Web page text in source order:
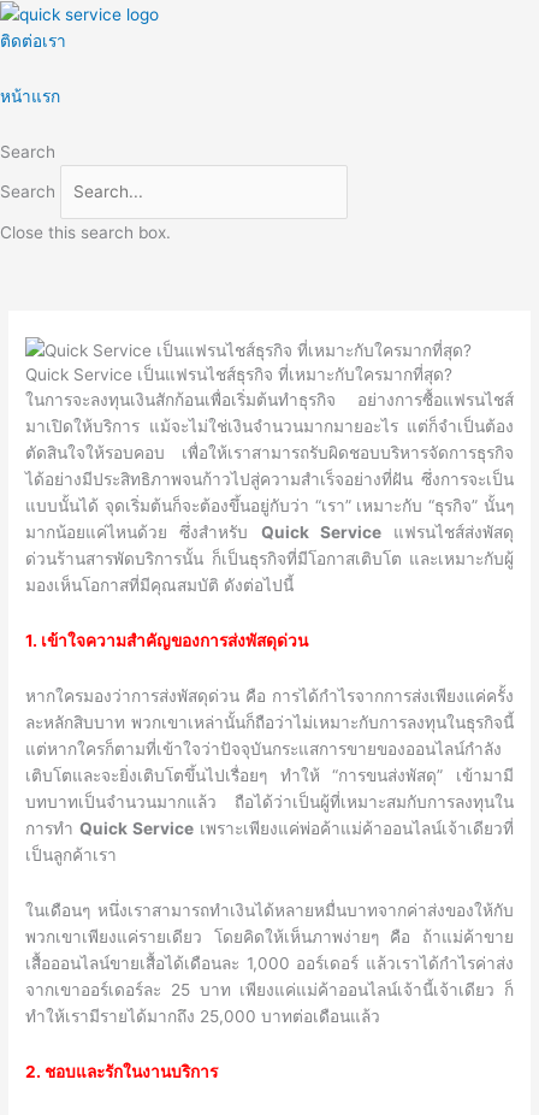
Skip
to
ติดต่อเรา
หน้าแรก
Search
Search
Close this search box.
Quick Service เป็นแฟรนไชส์ธุรกิจ ที่เหมาะกับใครมากที่สุด?
ในการจะลงทุนเงินสักก้อนเพื่อเริ่มต้นทำธุรกิจ อย่างการซื้อแฟรนไชส์
มาเปิดให้บริการ แม้จะไม่ใช่เงินจำนวนมากมายอะไรแต่ก็จำเป็นต้อง
ตัดสินใจให้รอบคอบ เพื่อให้เราสามารถรับผิดชอบบริหารจัดการธุรกิจ
ได้อย่างมีประสิทธิภาพจนก้าวไปสู่ความสำเร็จอย่างที่ฝัน ซึ่งการจะเป็น
แบบนั้นได้ จุดเริ่มต้นก็จะต้องขึ้นอยู่กับว่า “เรา” เหมาะกับ “ธุรกิจ” นั้นๆ
มากน้อยแค่ไหนด้วย ซึ่งสำหรับ Quick Serviceแฟรนไชส์ส่งพัสดุ
ด่วนร้านสารพัดบริการนั้น ก็เป็นธุรกิจที่มีโอกาสเติบโต และเหมาะกับผู้
มองเห็นโอกาสที่มีคุณสมบัติ ดังต่อไปนี้
1. เข้าใจความสำคัญของการส่งพัสดุด่วน
หากใครมองว่าการส่งพัสดุด่วน คือ การได้กำไรจากการส่งเพียงแค่ครั้ง
ละหลักสิบบาท พวกเขาเหล่านั้นก็ถือว่าไม่เหมาะกับการลงทุนในธุรกิจนี้
แต่หากใครก็ตามที่เข้าใจว่าปัจจุบันกระแสการขายของออนไลน์กำลัง
เติบโตและจะยิ่งเติบโตขึ้นไปเรื่อยๆ ทำให้ “การขนส่งพัสดุ” เข้ามามี
บทบาทเป็นจำนวนมากแล้ว ถือได้ว่าเป็นผู้ที่เหมาะสมกับการลงทุนใน
การทำQuick Serviceเพราะเพียงแค่พ่อค้าแม่ค้าออนไลน์เจ้าเดียวที่
เป็นลูกค้าเรา
ในเดือนๆ หนึ่งเราสามารถทำเงินได้หลายหมื่นบาทจากค่าส่งของให้กับ
พวกเขาเพียงแค่รายเดียว โดยคิดให้เห็นภาพง่ายๆ คือ ถ้าแม่ค้าขาย
เสื้อออนไลน์ขายเสื้อได้เดือนละ 1,000 ออร์เดอร์ แล้วเราได้กำไรค่าส่ง
จากเขาออร์เดอร์ละ 25 บาท เพียงแค่แม่ค้าออนไลน์เจ้านี้เจ้าเดียว ก็
ทำให้เรามีรายได้มากถึง 25,000 บาทต่อเดือนแล้ว
2. ชอบและรักในงานบริการ